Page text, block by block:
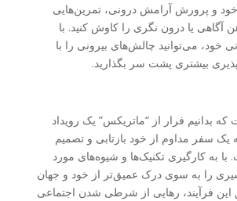
و پرورش آرامش درونی، تمرین‌هایی
آگاهی یا درون نگری را کاوش کنید. با
خود، می‌توانید چالش‌های بیرونی را با
بیشتری پشت سر بگذارید.
که بدانیم فرار از “ماتریکس” یک رویداد
یک سفر مداوم از خود بازتابی و تصمیم
با به کارگیری تکنیک‌ها و شیوه‌های مورد
را به سوی درک عمیق‌تر از خود و جهان
این فرآیند، رهایی از شرطی شدن اجتماعی